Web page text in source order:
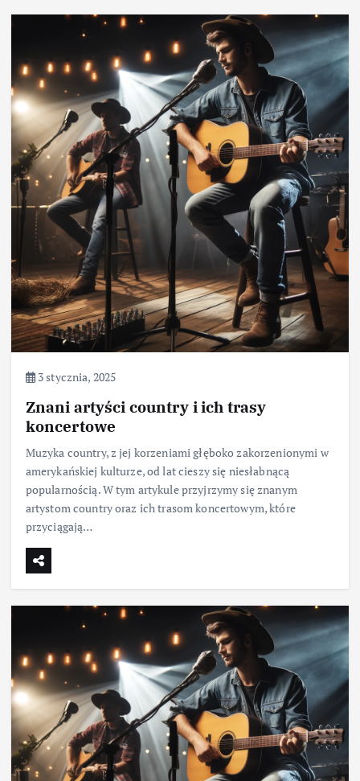
3 stycznia, 2025
Znani artyści country i ich trasy
koncertowe
Muzyka country, z jej korzeniami głęboko zakorzenionymi w
amerykańskiej kulturze, od lat cieszy się niesłabnącą
popularnością. W tym artykule przyjrzymy się znanym
artystom country oraz ich trasom koncertowym, które
przyciągają…